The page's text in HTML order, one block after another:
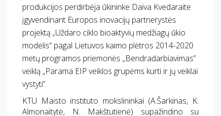
produkcijos perdirbėja ūkininke Daiva Kvedaraite
įgyvendinant Europos inovacijų partnerystės
projektą „Uždaro ciklo bioaktyvių medžiagų ūkio
modelis“ pagal Lietuvos kaimo plėtros 2014-2020
metų programos priemonės „Bendradarbiavimas”
veiklą „Parama EIP veiklos grupėms kurti ir jų veiklai
vystyti”.
KTU Maisto instituto mokslininkai (A.Šarkinas, K.
Almonaitytė, N. Makštutienė) supažindino su